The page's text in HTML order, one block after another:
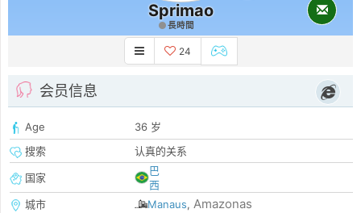
Sprimao
長時間
24
会员信息
Age
36 岁
搜索
认真的关系
国家
巴
西
城市
Manaus, Amazonas